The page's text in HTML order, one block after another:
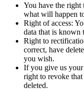
You have the right
what will happen
Right of access:
data that is known
Right to
correct, have
you wish.
If you give us your
right to revoke that
deleted.